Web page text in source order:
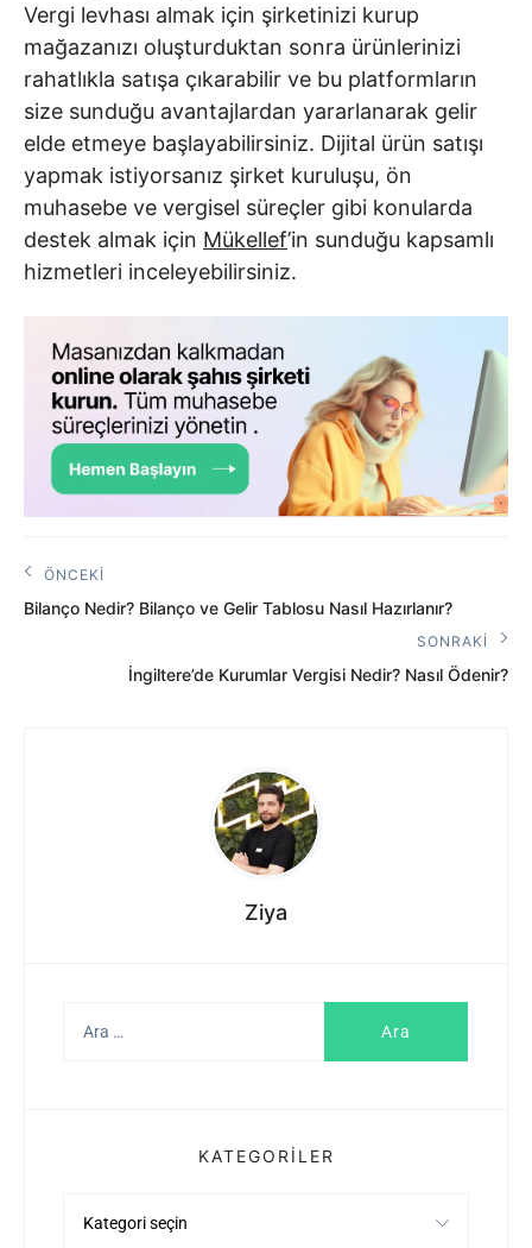
Vergi levhası almak için şirketinizi kurup
mağazanızı oluşturduktan sonra ürünlerinizi
rahatlıkla satışa çıkarabilir ve bu platformların
size sunduğu avantajlardan yararlanarak gelir
elde etmeye başlayabilirsiniz. Dijital ürün satışı
yapmak istiyorsanız şirket kuruluşu, ön
muhasebe ve vergisel süreçler gibi konularda
destek almak için Mükellef’in sunduğu kapsamlı
hizmetleri inceleyebilirsiniz.
Yazı
gezinmesi
ÖNCEKI
Önceki
Bilanço Nedir? Bilanço ve Gelir Tablosu Nasıl Hazırlanır?
SONRAKI
Sonraki
İngiltere’de Kurumlar Vergisi Nedir? Nasıl Ödenir?
Ziya
KATEGORILER